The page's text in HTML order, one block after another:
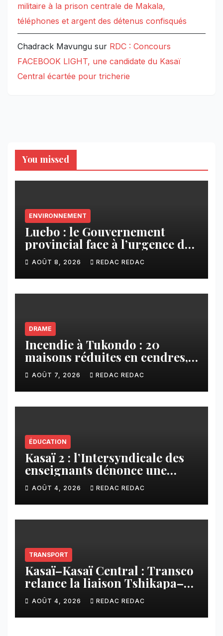
militaire à la prison centrale de Makala,
téléphones et argent des détenus confisqués
Chadrack Mavungu sur RDC : Concours
FACEBOOK LIGHT, une candidate du Kasaï
Central écartée pour tricherie
You missed
ENVIRONNEMENT
Luebo : le Gouvernement
provincial face à l’urgence des
érosions qui menacent la cité
AOÛT 8, 2026 REDAC REDAC
DRAME
Incendie à Tukondo : 20
maisons réduites en cendres,
plusieurs familles sans abri
AOÛT 7, 2026 REDAC REDAC
ÉDUCATION
Kasaï 2 : l’Intersyndicale des
enseignants dénonce une
contribution financière
imposée aux écoles de la
CNCA
AOÛT 4, 2026 REDAC REDAC
TRANSPORT
Kasaï–Kasaï Central : Transco
relance la liaison Tshikapa–
Tshiamu pour faciliter les
échanges
AOÛT 4, 2026 REDAC REDAC